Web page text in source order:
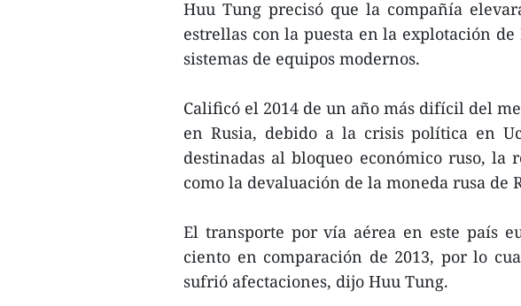
Huu Tung precisó que la compañía
estrellas con la puesta en la explotación
sistemas de equipos modernos.
Calificó el 2014 de un año más difícil del
en Rusia, debido a la crisis política en
destinadas al bloqueo económico ruso, la
como la devaluación de la moneda rusa de
El transporte por vía aérea en este país
ciento en comparación de 2013, por lo
sufrió afectaciones, dijo Huu Tung.